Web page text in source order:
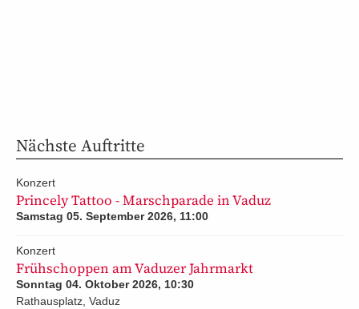
Nächste Auftritte
Konzert
Princely Tattoo - Marschparade in Vaduz
Samstag 05. September 2026, 11:00
Konzert
Frühschoppen am Vaduzer Jahrmarkt
Sonntag 04. Oktober 2026, 10:30
Rathausplatz, Vaduz